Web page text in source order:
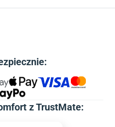
z TrustMate: